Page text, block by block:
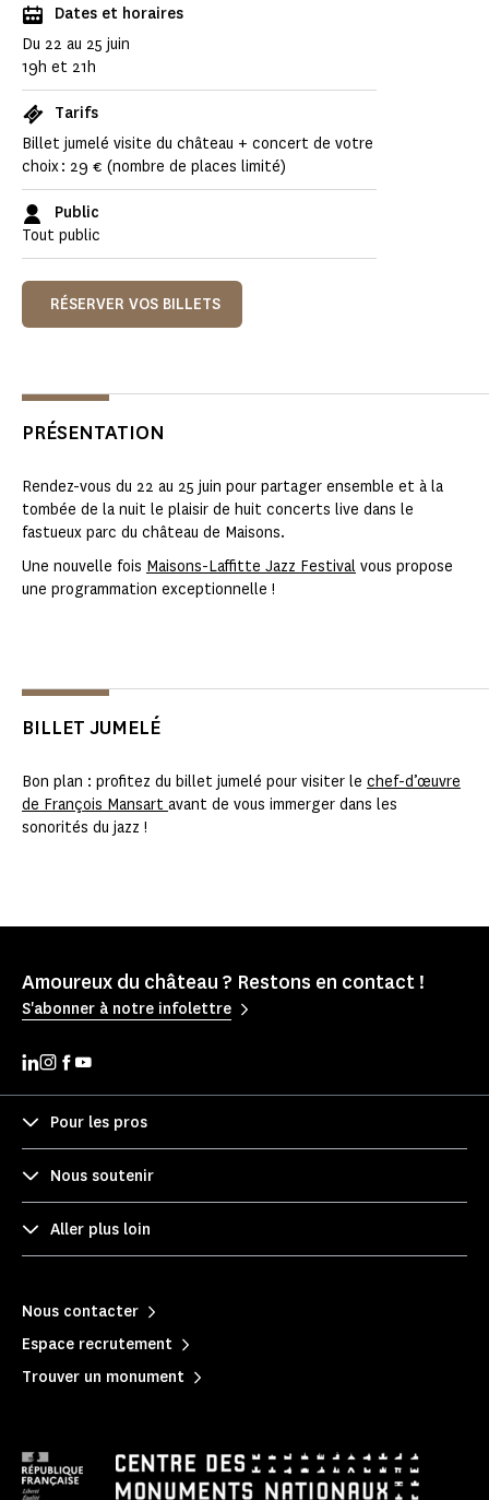
Dates et horaires
Du 22 au 25 juin
19h et 21h
Tarifs
Billet jumelé visite du château + concert de votre
choix : 29 € (nombre de places limité)
Public
Tout public
RÉSERVER VOS BILLETS
PRÉSENTATION
Rendez-vous du 22 au 25 juin pour partager ensemble et à la
tombée de la nuit le plaisir de huit concerts live dans le
fastueux parc du château de Maisons.
Une nouvelle fois Maisons-Laffitte Jazz Festival vous propose
une programmation exceptionnelle !
BILLET JUMELÉ
Bon plan : profitez du billet jumelé pour visiter le chef-d’œuvre
de François Mansart avant de vous immerger dans les
sonorités du jazz !
Amoureux du château ? Restons en contact !
S'abonner à notre infolettre
Pour les pros
Nous soutenir
Aller plus loin
Nous contacter
Espace recrutement
Trouver un monument